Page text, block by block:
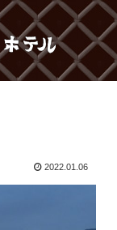
2022.01.06